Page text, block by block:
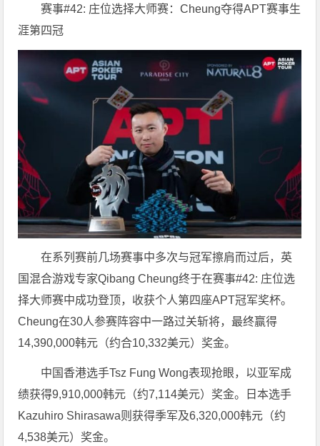
赛事#42: 庄位选择大师赛：Cheung夺得APT赛事生
涯第四冠
在系列赛前几场赛事中多次与冠军擦肩而过后，英
国混合游戏专家Qibang Cheung终于在赛事#42: 庄位选
择大师赛中成功登顶，收获个人第四座APT冠军奖杯。
Cheung在30人参赛阵容中一路过关斩将，最终赢得
14,390,000韩元（约合10,332美元）奖金。
中国香港选手Tsz Fung Wong表现抢眼，以亚军成
绩获得9,910,000韩元（约7,114美元）奖金。日本选手
Kazuhiro Shirasawa则获得季军及6,320,000韩元（约
4,538美元）奖金。